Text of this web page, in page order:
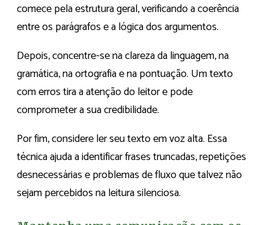
comece pela estrutura geral, verificando a coerência
entre os parágrafos e a lógica dos argumentos.
Depois, concentre-se na clareza da linguagem, na
gramática, na ortografia e na pontuação. Um texto
com erros tira a atenção do leitor e pode
comprometer a sua credibilidade.
Por fim, considere ler seu texto em voz alta. Essa
técnica ajuda a identificar frases truncadas, repetições
desnecessárias e problemas de fluxo que talvez não
sejam percebidos na leitura silenciosa.